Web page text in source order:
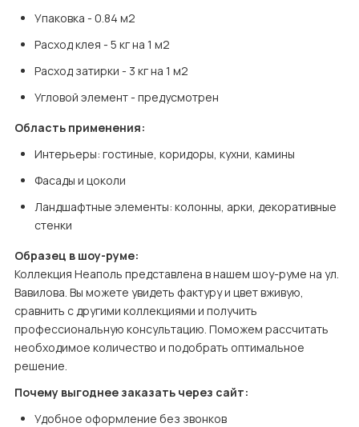
Упаковка - 0.84 м2
Расход клея - 5 кг на 1 м2
Расход затирки - 3 кг на 1 м2
Угловой элемент - предусмотрен
Область применения:
Интерьеры: гостиные, коридоры, кухни, камины
Фасады и цоколи
Ландшафтные элементы: колонны, арки, декоративные
стенки
Образец в шоу-руме:
Коллекция Неаполь представлена в нашем шоу-руме на ул.
Вавилова. Вы можете увидеть фактуру и цвет вживую,
сравнить с другими коллекциями и получить
профессиональную консультацию. Поможем рассчитать
необходимое количество и подобрать оптимальное
решение.
Почему выгоднее заказать через сайт:
Удобное оформление без звонков